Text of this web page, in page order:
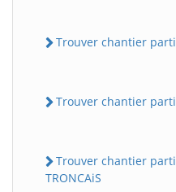
Trouver chantier
Trouver chantier
Trouver chantier
TRONCAiS